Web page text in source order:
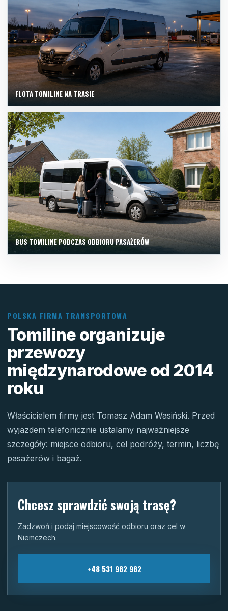
FLOTA TOMILINE NA TRASIE
BUS TOMILINE PODCZAS ODBIORU PASAŻERÓW
POLSKA FIRMA TRANSPORTOWA
Tomiline organizuje
przewozy
międzynarodowe od 2014
roku
Właścicielem firmy jest Tomasz Adam Wasiński. Przed
wyjazdem telefonicznie ustalamy najważniejsze
szczegóły: miejsce odbioru, cel podróży, termin, liczbę
pasażerów i bagaż.
Chcesz sprawdzić swoją trasę?
Zadzwoń i podaj miejscowość odbioru oraz cel w
Niemczech.
+48 531 982 982